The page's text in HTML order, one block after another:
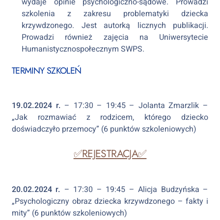
szkolenia z zakresu problematyki dziecka
krzywdzonego. Jest autorką licznych publikacji.
Prowadzi również zajęcia na Uniwersytecie
Humanistycznospołecznym SWPS.
TERMINY SZKOLEŃ
19.02.2024 r. – 17:30 – 19:45 – Jolanta Zmarzlik –
„Jak rozmawiać z rodzicem, którego dziecko
doświadczyło przemocy” (6 punktów szkoleniowych)
✅REJESTRACJA✅
20.02.2024 r. – 17:30 – 19:45 – Alicja Budzyńska –
„Psychologiczny obraz dziecka krzywdzonego – fakty i
mity” (6 punktów szkoleniowych)